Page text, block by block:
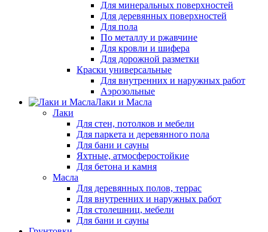
Для минеральных поверхностей
Для деревянных поверхностей
Для пола
По металлу и ржавчине
Для кровли и шифера
Для дорожной разметки
Краски универсальные
Для внутренних и наружных работ
Аэрозольные
Лаки и Масла
Лаки
Для стен, потолков и мебели
Для паркета и деревянного пола
Для бани и сауны
Яхтные, атмосферостойкие
Для бетона и камня
Масла
Для деревянных полов, террас
Для внутренних и наружных работ
Для столешниц, мебели
Для бани и сауны